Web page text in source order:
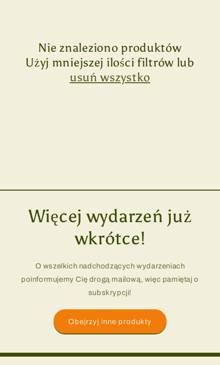
Nie znaleziono produktów
Użyj mniejszej ilości filtrów lub
usuń wszystko
Więcej wydarzeń już
wkrótce!
O wszelkich nadchodzących wydarzeniach
poinformujemy Cię drogą mailową, więc pamiętaj o
subskrypcji!
Obejrzyj inne produkty